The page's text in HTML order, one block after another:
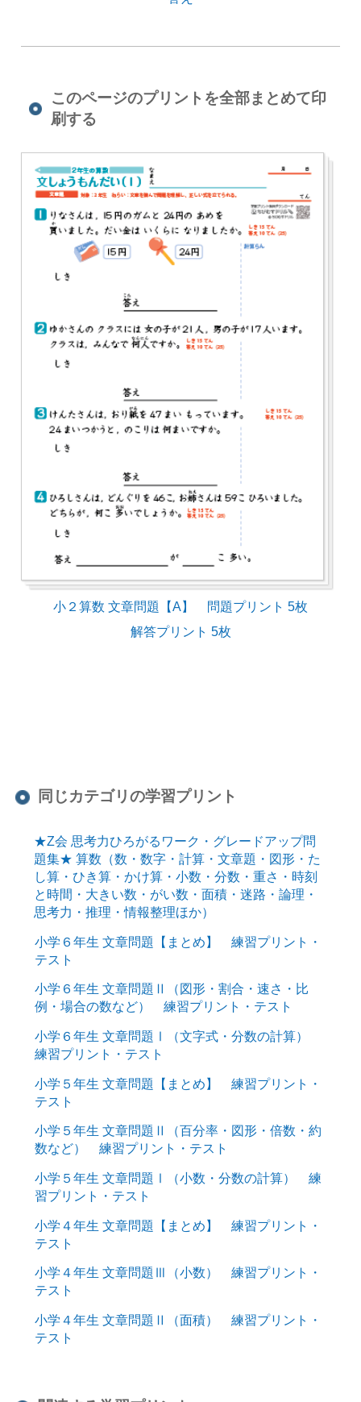
このページのプリントを全部まとめて印
刷する
小２算数 文章問題【A】 問題プリント 5枚
解答プリント 5枚
同じカテゴリの学習プリント
★Z会 思考力ひろがるワーク・グレードアップ問
題集★ 算数（数・数字・計算・文章題・図形・た
し算・ひき算・かけ算・小数・分数・重さ・時刻
と時間・大きい数・がい数・面積・迷路・論理・
思考力・推理・情報整理ほか）
小学６年生 文章問題【まとめ】 練習プリント・
テスト
小学６年生 文章問題Ⅱ（図形・割合・速さ・比
例・場合の数など） 練習プリント・テスト
小学６年生 文章問題Ⅰ（文字式・分数の計算）
練習プリント・テスト
小学５年生 文章問題【まとめ】 練習プリント・
テスト
小学５年生 文章問題Ⅱ（百分率・図形・倍数・約
数など） 練習プリント・テスト
小学５年生 文章問題Ⅰ（小数・分数の計算） 練
習プリント・テスト
小学４年生 文章問題【まとめ】 練習プリント・
テスト
小学４年生 文章問題Ⅲ（小数） 練習プリント・
テスト
小学４年生 文章問題Ⅱ（面積） 練習プリント・
テスト